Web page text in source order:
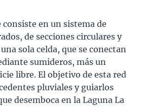
consiste en un sistema de
de secciones circulares y
sola celda, que se conectan
sumideros, más un
libre. El objetivo de esta red
pluviales y guiarlos
desemboca en la Laguna La